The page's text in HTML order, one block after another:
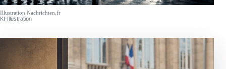
Illustration Nachrichten.fr
KI-Illustration